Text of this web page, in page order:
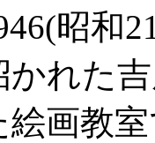
昭和
れた
画教